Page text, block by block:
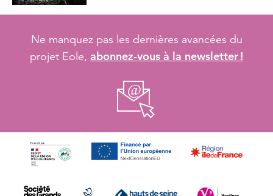
Ne manquez pas les dernières avancées du
projet Eole, abonnez-vous à la newsletter !